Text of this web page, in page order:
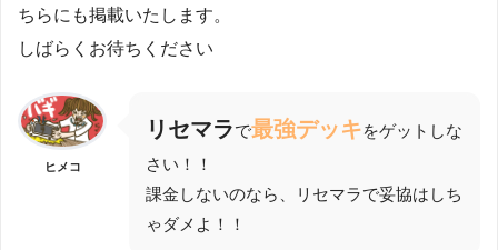
ちらにも掲載いたします。
しばらくお待ちください
ヒメコ
リセマラで最強デッキをゲットしな
さい！！
課金しないのなら、リセマラで妥協はしち
ゃダメよ！！